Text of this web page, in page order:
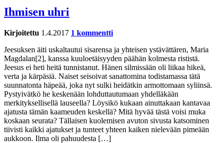
Ihmisen uhri
Kirjoitettu 1.4.2017 1 kommentti
Jeesuksen äiti uskaltautui sisarensa ja yhteisen ystävättären, Maria
Magdalan[2], kanssa kuuloetäisyyden päähän kolmesta rististä.
Jeesus ei heti heitä tunnistanut. Hänen silmissään oli liikaa hikeä,
verta ja kärpäsiä. Naiset seisoivat sanattomina todistamassa tätä
suunnatonta häpeää, joka nyt sulki heidätkin armottomaan syliinsä.
Pystyivätkö he keskenään lohduttautumaan yhdelläkään
merkityksellisellä lauseella? Löysikö kukaan ainuttakaan kantavaa
ajatusta tämän kaameuden keskellä? Mitä hyvää tästä voisi muka
koskaan seurata? Tällaisen kuolemisen avuton sivusta katsominen
tiivisti kaikki ajatukset ja tunteet yhteen kaiken nielevään pimeään
aukkoon. Ilma oli pahuudesta […]